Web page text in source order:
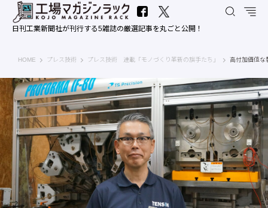
日刊工業新聞社が刊行する5雑誌の厳選記事を丸ごと公開！
HOME 工場マガジンラック｜日刊工業新聞社
プレス技術 プレス技術 連載「モノづくり革新の旗手たち」 高付加価値な